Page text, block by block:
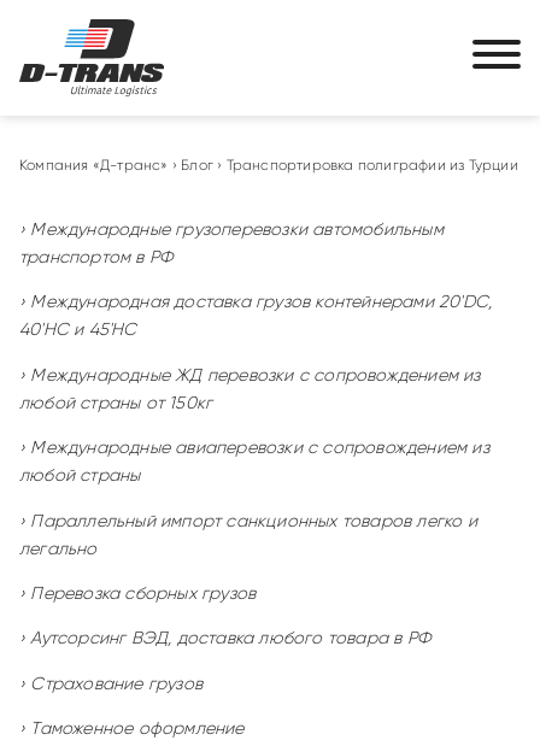
Компания «Д-транс» › Блог › Транспортировка полиграфии из Турции
Международные грузоперевозки автомобильным
транспортом в РФ
Международная доставка грузов контейнерами 20'DC,
40'HC и 45'HC
Международные ЖД перевозки с сопровождением из
любой страны от 150кг
Международные авиаперевозки с сопровождением из
любой страны
Параллельный импорт санкционных товаров легко и
легально
Перевозка сборных грузов
Аутсорсинг ВЭД, доставка любого товара в РФ
Страхование грузов
Таможенное оформление